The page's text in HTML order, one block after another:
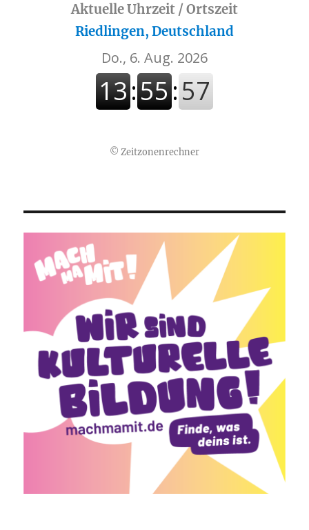
Aktuelle Uhrzeit / Ortszeit
Riedlingen, Deutschland
© Zeitzonenrechner